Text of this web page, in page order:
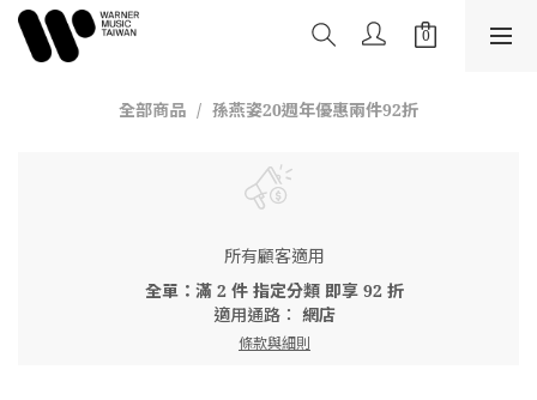
全部商品 孫燕姿20週年優惠兩件92折
所有顧客適用
全單：滿 2 件 指定分類 即享 92 折
適用通路： 網店
條款與細則